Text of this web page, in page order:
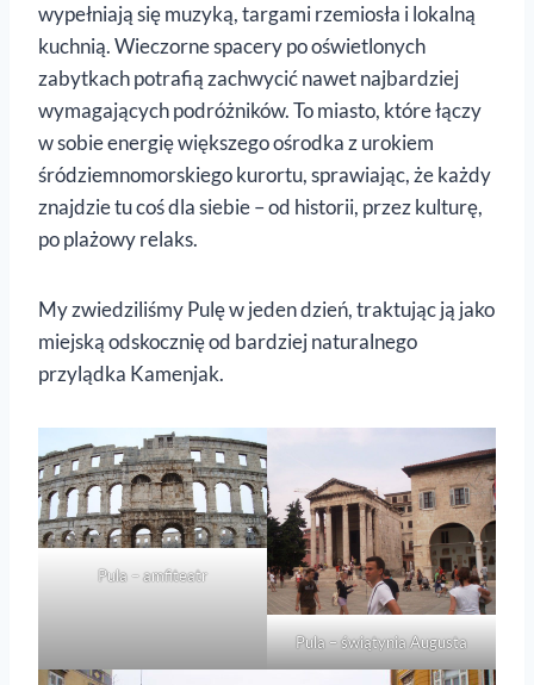
wypełniają się muzyką, targami rzemiosła i lokalną
kuchnią. Wieczorne spacery po oświetlonych
zabytkach potrafią zachwycić nawet najbardziej
wymagających podróżników. To miasto, które łączy
w sobie energię większego ośrodka z urokiem
śródziemnomorskiego kurortu, sprawiając, że każdy
znajdzie tu coś dla siebie – od historii, przez kulturę,
po plażowy relaks.
My zwiedziliśmy Pulę w jeden dzień, traktując ją jako
miejską odskocznię od bardziej naturalnego
przylądka Kamenjak.
Pula – amfiteatr
Pula – świątynia Augusta